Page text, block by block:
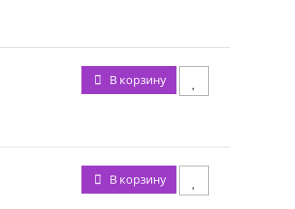
В корзину
В корзину